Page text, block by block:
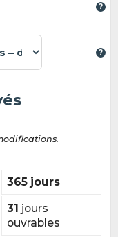
365 jours
31 jours
ouvrables